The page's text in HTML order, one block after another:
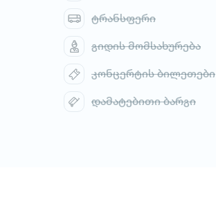
ტრანსფერი
გიდის მომსახურება
კონცერტის ბილეთები
დამატებითი ბარგი